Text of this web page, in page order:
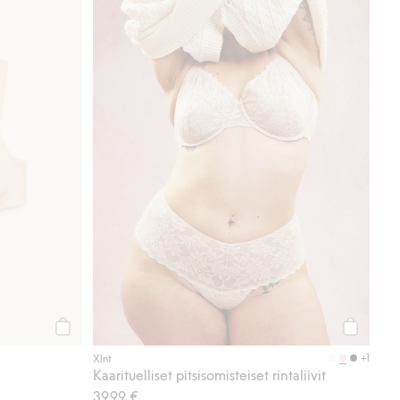
Xlnt +1
Kaarituelliset pitsisomisteiset rintaliivit
39,99 €